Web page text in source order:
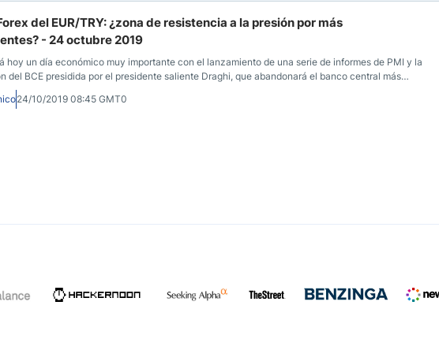
del EUR/TRY: ¿zona de resistencia a la presión por más
- 24 octubre 2019
hoy un día económico muy importante con el lanzamiento de una serie de informes de PMI y la
del BCE presidida por el presidente saliente Draghi, que abandonará el banco central más
24/10/2019 08:45 GMT0